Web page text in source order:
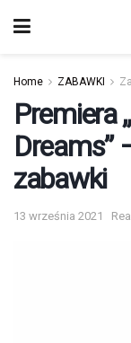
Home ZABAWKI
Premiera
Dreams”
zabawki
13 września 2021